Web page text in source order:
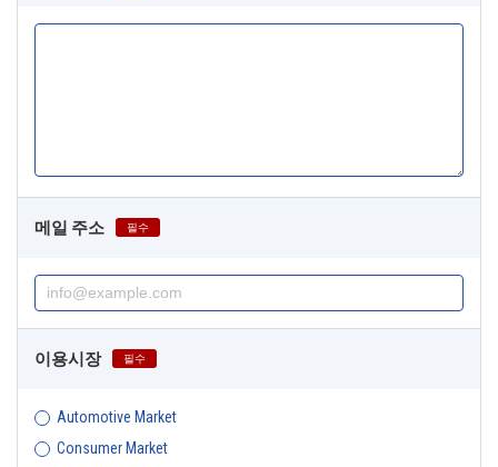
메일 주소 필수
이용시장 필수
Automotive Market
Consumer Market